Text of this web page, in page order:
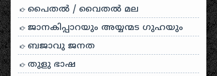
പൈതൽ / വൈതൽ മല
ജാനകിപ്പാറയും അയ്യന്മട ഗുഹയും
ബജാവു ജനത
തുളു ഭാഷ